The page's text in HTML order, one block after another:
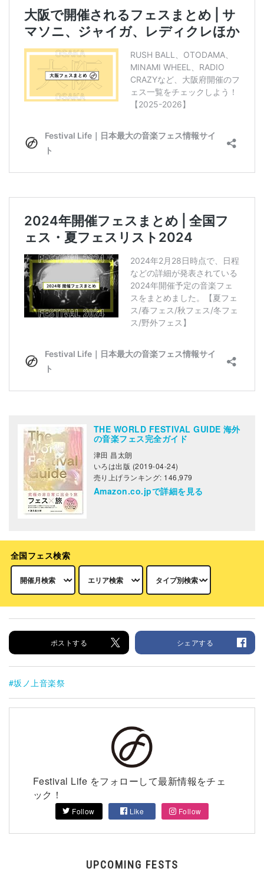
THE WORLD FESTIVAL GUIDE 海外
の音楽フェス完全ガイド
津田 昌太朗
いろは出版 (2019-04-24)
売り上げランキング: 146,979
Amazon.co.jpで詳細を見る
全国フェス検索
ポストする シェアする
坂ノ上音楽祭
Festival Life をフォローして最新情報をチェ
ック！
Follow Like Follow
UPCOMING FESTS